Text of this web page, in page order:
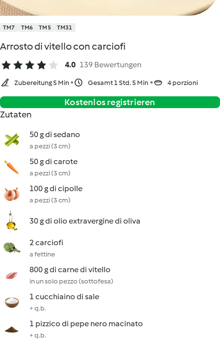
TM7 TM6 TM5 TM31
Arrosto di vitello con carciofi
4.0 139 Bewertungen
Zubereitung 5 Min Gesamt 1 Std. 5 Min 4 porzioni
Kostenlos registrieren
Zutaten
50 g di sedano
a pezzi (3 cm)
50 g di carote
a pezzi (3 cm)
100 g di cipolle
a pezzi (3 cm)
30 g di olio extravergine di oliva
2 carciofi
a fettine
800 g di carne di vitello
in un solo pezzo (sottofesa)
1 cucchiaino di sale
+ q.b.
1 pizzico di pepe nero macinato
+ q.b.